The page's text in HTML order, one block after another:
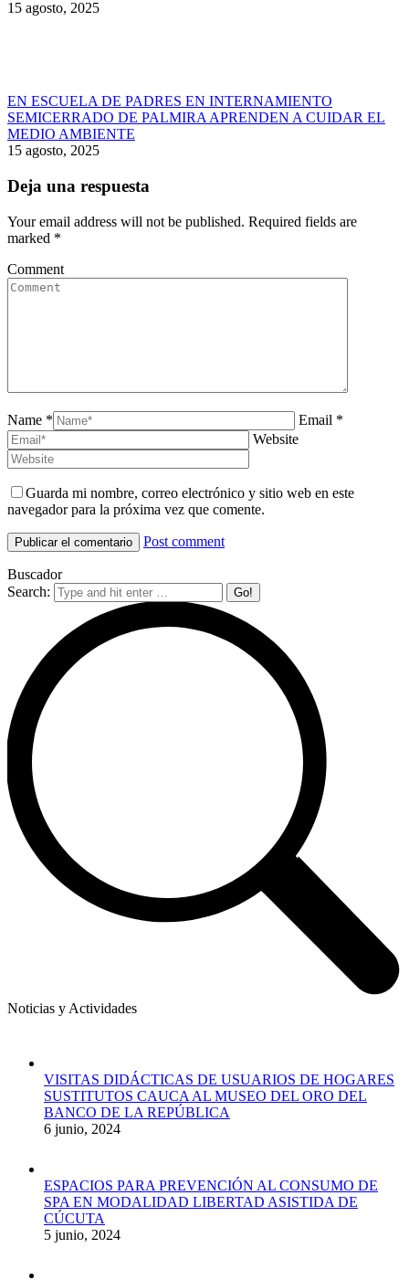
15 agosto, 2025
EN ESCUELA DE PADRES EN INTERNAMIENTO
SEMICERRADO DE PALMIRA APRENDEN A CUIDAR EL
MEDIO AMBIENTE
15 agosto, 2025
Deja una respuesta
Your email address will not be published. Required fields are
marked *
Comment
Name *
Email *
Website
Guarda mi nombre, correo electrónico y sitio web en este
navegador para la próxima vez que comente.
Post comment
Buscador
Search:
Noticias y Actividades
VISITAS DIDÁCTICAS DE USUARIOS DE HOGARES
SUSTITUTOS CAUCA AL MUSEO DEL ORO DEL
BANCO DE LA REPÚBLICA
6 junio, 2024
ESPACIOS PARA PREVENCIÓN AL CONSUMO DE
SPA EN MODALIDAD LIBERTAD ASISTIDA DE
CÚCUTA
5 junio, 2024